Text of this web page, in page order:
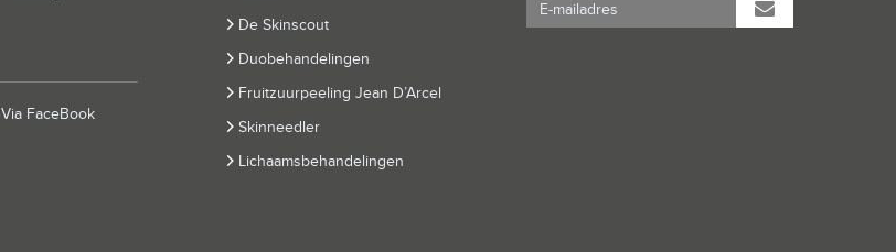
Via FaceBook
De Skinscout
Duobehandelingen
Fruitzuurpeeling Jean D’Arcel
Skinneedler
Lichaamsbehandelingen